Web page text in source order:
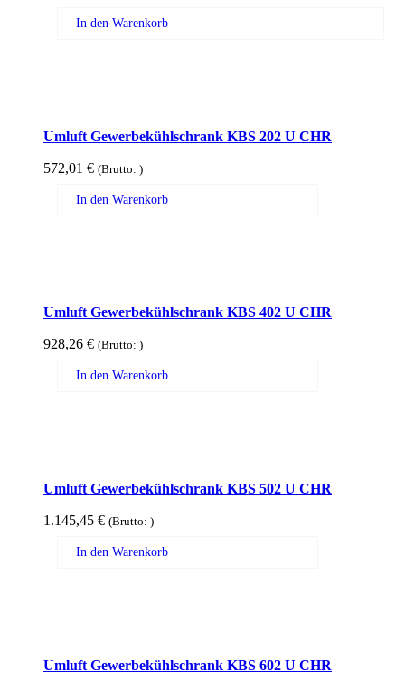
In den Warenkorb
Umluft Gewerbekühlschrank KBS 202 U CHR
572,01 € (Brutto: )
In den Warenkorb
Umluft Gewerbekühlschrank KBS 402 U CHR
928,26 € (Brutto: )
In den Warenkorb
Umluft Gewerbekühlschrank KBS 502 U CHR
1.145,45 € (Brutto: )
In den Warenkorb
Umluft Gewerbekühlschrank KBS 602 U CHR